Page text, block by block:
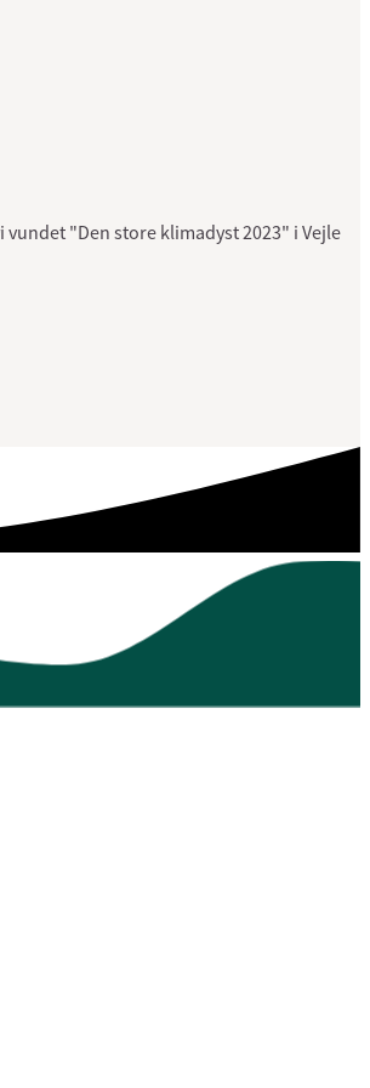
"Den store klimadyst 2023" i Vejle